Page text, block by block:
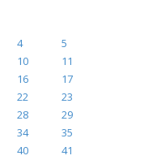
4
5
10
11
16
17
22
23
28
29
34
35
40
41